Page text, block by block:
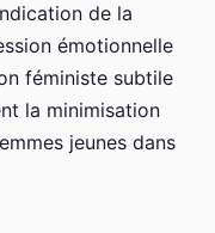
de la
émotionnelle
féministe subtile
la minimisation
jeunes dans